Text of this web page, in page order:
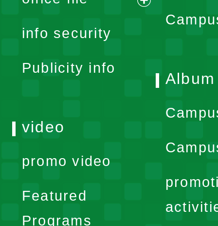
expand
info security
Publicity info
Album
video
promo video
Featured
Programs